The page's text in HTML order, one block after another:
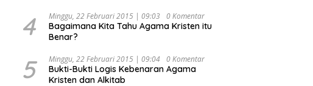
4 Minggu, 22 Februari 2015 | 09:03 0 Komentar
Bagaimana Kita Tahu Agama Kristen itu
Benar?
5 Minggu, 22 Februari 2015 | 09:04 0 Komentar
Bukti-Bukti Logis Kebenaran Agama
Kristen dan Alkitab